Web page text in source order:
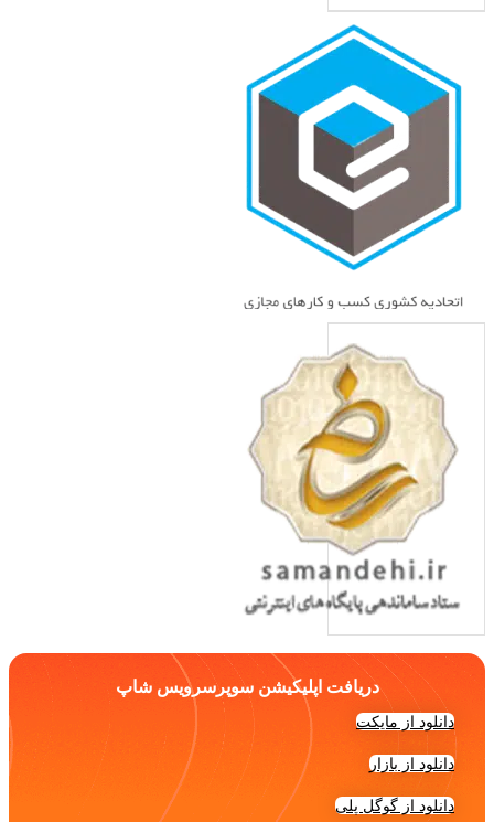
دریافت اپلیکیشن سوپرسرویس شاپ
دانلود از مایکت
دانلود از بازار
دانلود از گوگل پلی